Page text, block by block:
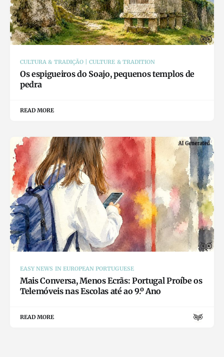
CULTURA & TRADIÇÃO | CULTURE & TRADITION
Os espigueiros do Soajo, pequenos templos de
pedra
READ MORE
EASY NEWS IN EUROPEAN PORTUGUESE
Mais Conversa, Menos Ecrãs: Portugal Proíbe os
Telemóveis nas Escolas até ao 9.º Ano
READ MORE